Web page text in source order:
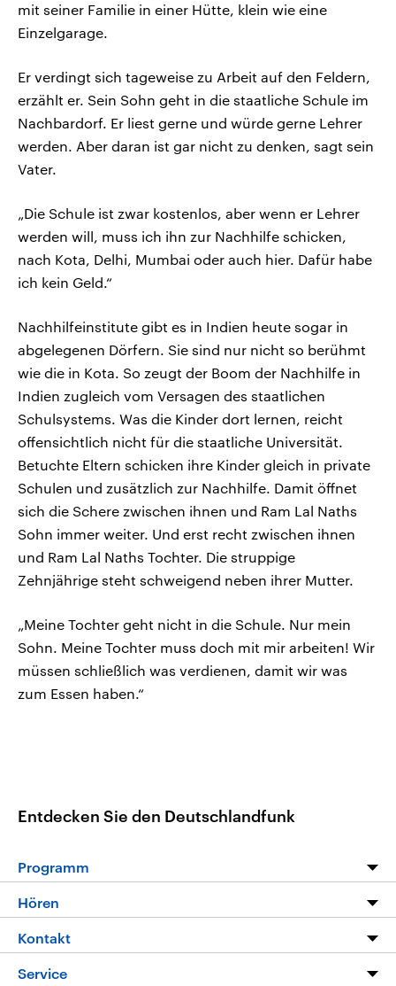
mit seiner Familie in einer Hütte, klein wie eine
Einzelgarage.
Er verdingt sich tageweise zu Arbeit auf den Feldern,
erzählt er. Sein Sohn geht in die staatliche Schule im
Nachbardorf. Er liest gerne und würde gerne Lehrer
werden. Aber daran ist gar nicht zu denken, sagt sein
Vater.
„Die Schule ist zwar kostenlos, aber wenn er Lehrer
werden will, muss ich ihn zur Nachhilfe schicken,
nach Kota, Delhi, Mumbai oder auch hier. Dafür habe
ich kein Geld.“
Nachhilfeinstitute gibt es in Indien heute sogar in
abgelegenen Dörfern. Sie sind nur nicht so berühmt
wie die in Kota. So zeugt der Boom der Nachhilfe in
Indien zugleich vom Versagen des staatlichen
Schulsystems. Was die Kinder dort lernen, reicht
offensichtlich nicht für die staatliche Universität.
Betuchte Eltern schicken ihre Kinder gleich in private
Schulen und zusätzlich zur Nachhilfe. Damit öffnet
sich die Schere zwischen ihnen und Ram Lal Naths
Sohn immer weiter. Und erst recht zwischen ihnen
und Ram Lal Naths Tochter. Die struppige
Zehnjährige steht schweigend neben ihrer Mutter.
„Meine Tochter geht nicht in die Schule. Nur mein
Sohn. Meine Tochter muss doch mit mir arbeiten! Wir
müssen schließlich was verdienen, damit wir was
zum Essen haben.“
Entdecken Sie den Deutschlandfunk
Programm
Programm
Die Nachrichten
Nachrichtenleicht
Hören
Livestream
Kontakt
Hörerservice
Service